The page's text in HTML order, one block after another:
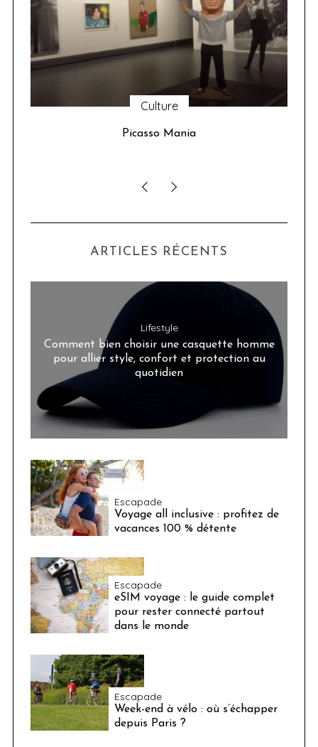
Culture
Picasso Mania
ARTICLES RÉCENTS
Lifestyle
Comment bien choisir une casquette homme
pour allier style, confort et protection au
quotidien
Escapade
Voyage all inclusive : profitez de
vacances 100 % détente
Escapade
eSIM voyage : le guide complet
pour rester connecté partout
dans le monde
Escapade
Week-end à vélo : où s’échapper
depuis Paris ?